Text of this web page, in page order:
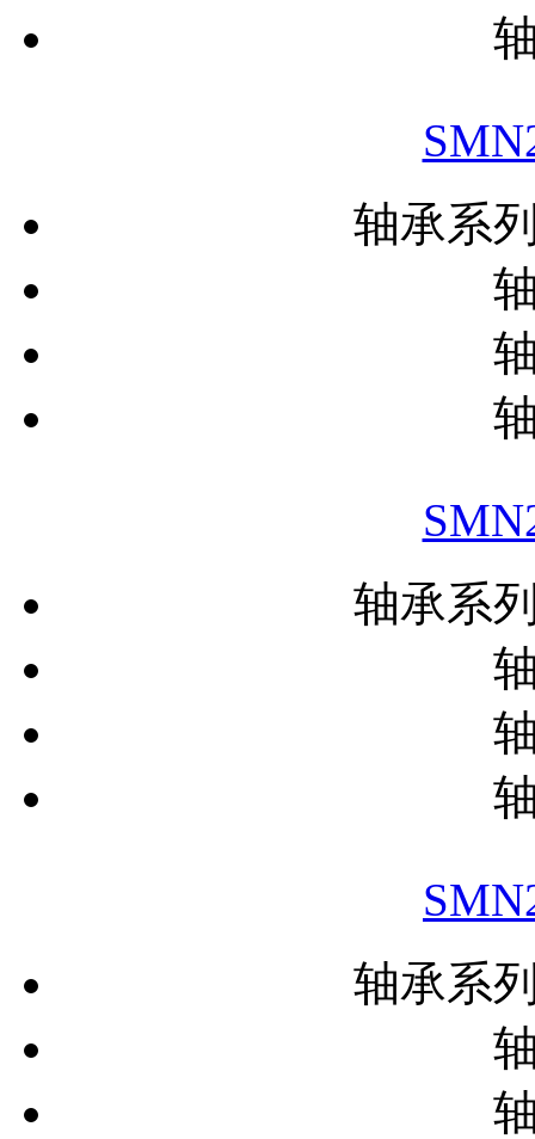
轴承系
轴承系
轴承系